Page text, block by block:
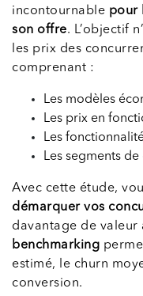
incontournable pour
son offre. L’objectif
les prix des
comprenant :
Les modèles
Les prix en
Les
Les segments de
Avec cette étude,
démarquer vos
davantage de valeur
benchmarking
estimé, le churn
conversion.